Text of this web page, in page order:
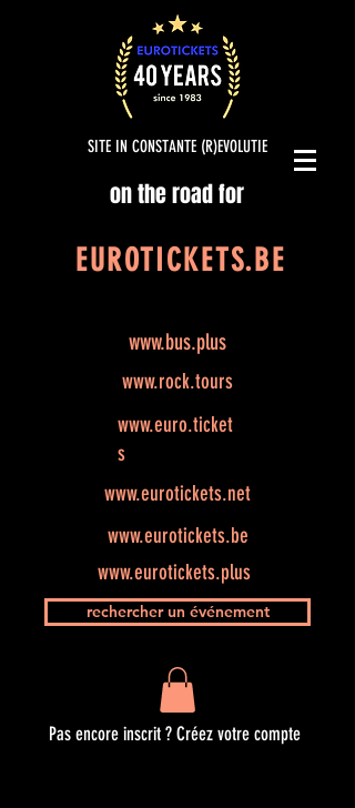
SITE IN CONSTANTE (R)EVOLUTIE
on the road for
EUROTICKETS.BE
www.bus.plus
www.rock.tours
www.euro.ticket
s
www.eurotickets.net
www.eurotickets.be
www.eurotickets.plus
rechercher un événement
Pas encore inscrit ? Créez votre compte